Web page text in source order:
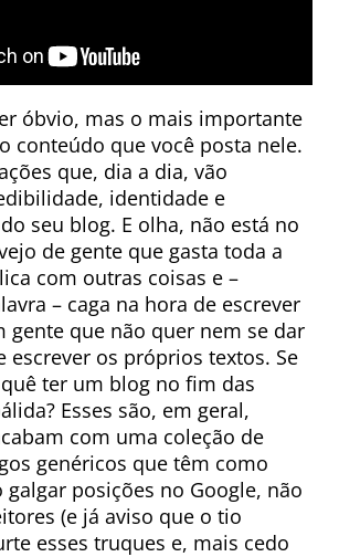
óbvio, mas o mais importante
conteúdo que você posta nele.
que, dia a dia, vão
identidade e
seu blog. E olha, não está no
de gente que gasta toda a
com outras coisas e –
– caga na hora de escrever
gente que não quer nem se dar
escrever os próprios textos. Se
ter um blog no fim das
Esses são, em geral,
com uma coleção de
genéricos que têm como
posições no Google, não
(e já aviso que o tio
esses truques e, mais cedo